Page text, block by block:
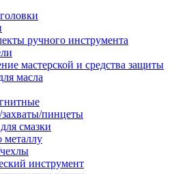
ручного инструмента
мастерской и средства защиты
масла
пинцеты
смазки
инструмент